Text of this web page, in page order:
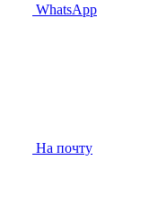
WhatsApp
На почту